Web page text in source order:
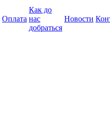
Оплата
Как до
нас
добраться
Новости